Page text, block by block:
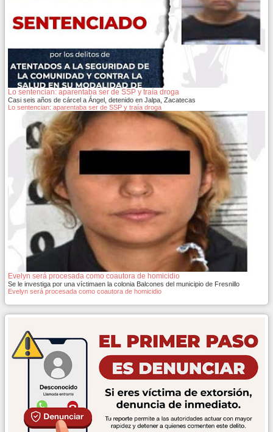
Lo sentencian: aparentaba ser de SSP y traía droga
Casi seis años de cárcel a Ángel, detenido en Jalpa, Zacatecas
Lo sentencian: aparentaba ser de SSP y traía droga
Evelyn será procesada como coautora de homicidio
Se le investiga por una víctimaen la colonia Balcones del municipio de Fresnillo
Evelyn será procesada como coautora de homicidio